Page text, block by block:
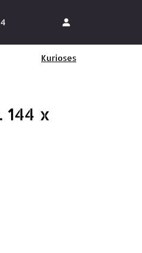
Kurioses
144 x